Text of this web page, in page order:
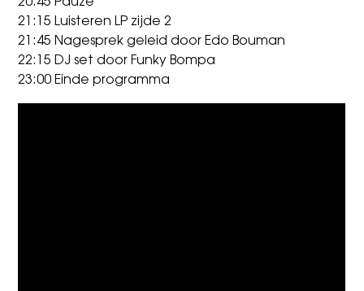
21:15 Luisteren LP zijde 2
21:45 Nagesprek geleid door Edo Bouman
22:15 DJ set door Funky Bompa
23:00 Einde programma